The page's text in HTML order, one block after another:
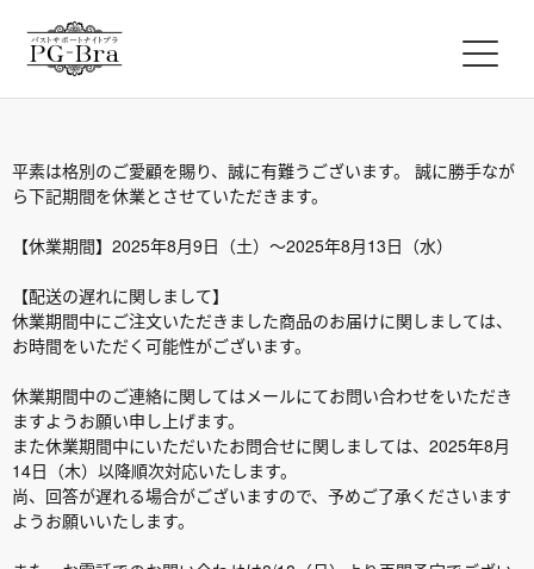
平素は格別のご愛顧を賜り、誠に有難うございます。 誠に勝手なが
ら下記期間を休業とさせていただきます。
【休業期間】2025年8月9日（土）～2025年8月13日（水）
【配送の遅れに関しまして】
休業期間中にご注文いただきました商品のお届けに関しましては、
お時間をいただく可能性がございます。
休業期間中のご連絡に関してはメールにてお問い合わせをいただき
ますようお願い申し上げます。
また休業期間中にいただいたお問合せに関しましては、2025年8月
14日（木）以降順次対応いたします。
尚、回答が遅れる場合がございますので、予めご了承くださいます
ようお願いいたします。